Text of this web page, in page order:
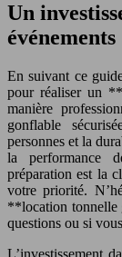
Un
événements
En suivant ce
pour réaliser un
manière
gonflable
personnes et la
la performance
préparation est la
votre priorité.
**location tonnelle
questions ou si
L’investissement